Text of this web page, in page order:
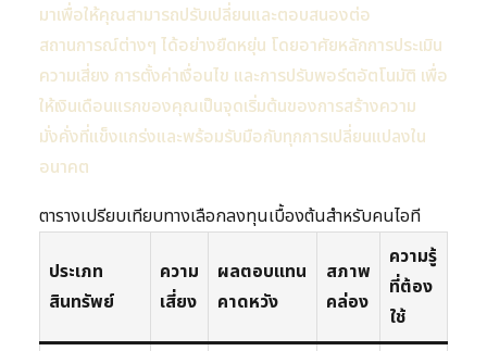
มาเพื่อให้คุณสามารถปรับเปลี่ยนและตอบสนองต่อ
สถานการณ์ต่างๆ ได้อย่างยืดหยุ่น โดยอาศัยหลักการประเมิน
ความเสี่ยง การตั้งค่าเงื่อนไข และการปรับพอร์ตอัตโนมัติ เพื่อ
ให้เงินเดือนแรกของคุณเป็นจุดเริ่มต้นของการสร้างความ
มั่งคั่งที่แข็งแกร่งและพร้อมรับมือกับทุกการเปลี่ยนแปลงใน
อนาคต
ตารางเปรียบเทียบทางเลือกลงทุนเบื้องต้นสำหรับคนไอที
ประเภท
สินทรัพย์
ความ
เสี่ยง
ผลตอบแทน
คาดหวัง
สภาพ
คล่อง
ความรู้
ที่ต้อง
ใช้